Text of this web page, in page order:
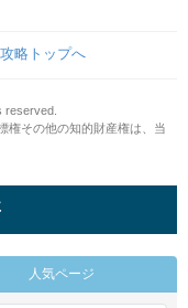
略トップへ
reserved.
権その他の知的財産権は、当
人気ページ